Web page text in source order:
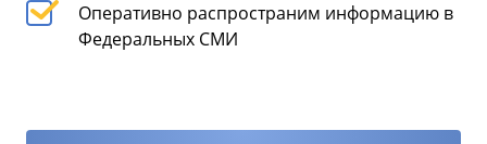
Оперативно распространим информацию в
Федеральных СМИ